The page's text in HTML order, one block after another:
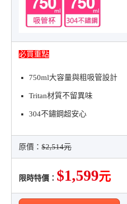
必買重點
750ml大容量與粗吸管設計
Tritan材質不留異味
304不鏽鋼超安心
原價：$2,514元
限時特價： $1,599元